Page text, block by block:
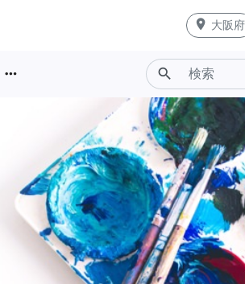
place 大阪府
more_horiz search